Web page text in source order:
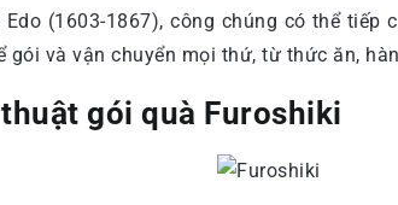
(1603-1867), công chúng có thể
gói và vận chuyển mọi thứ, từ thức ăn,
gói quà Furoshiki